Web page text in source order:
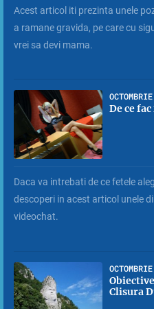
Acest articol iti prezinta unele
a ramane gravida, pe care cu
vrei sa devi mama.
De ce
Daca va intrebati de ce fetele
descoperi in acest articol unele
videochat.
Clisura